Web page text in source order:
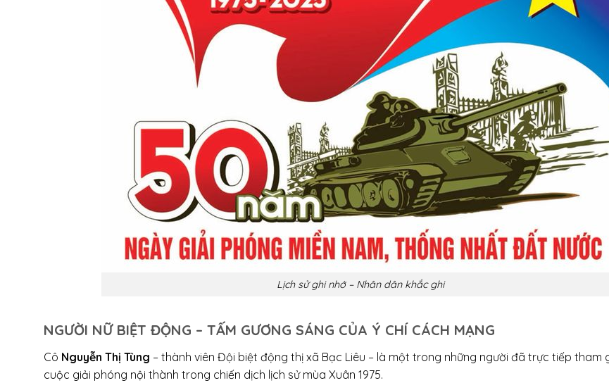
Lịch sử ghi nhớ – Nhân dân khắc ghi
NGƯỜI NỮ BIỆT ĐỘNG – TẤM GƯƠNG SÁNG CỦA Ý CHÍ CÁCH MẠNG
Cô Nguyễn Thị Tùng – thành viên Đội biệt động thị xã Bạc Liêu – là một trong những người đã trực tiếp tham
cuộc giải phóng nội thành trong chiến dịch lịch sử mùa Xuân 1975.